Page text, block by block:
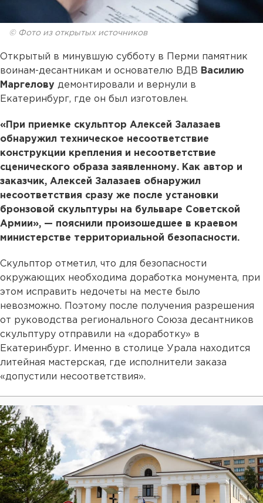
© Фото из открытых источников
Открытый в минувшую субботу в Перми памятник
воинам-десантникам и основателю ВДВ Василию
Маргелову демонтировали и вернули в
Екатеринбург, где он был изготовлен.
«При приемке скульптор Алексей Залазаев
обнаружил техническое несоответствие
конструкции крепления и несоответствие
сценического образа заявленному. Как автор и
заказчик, Алексей Залазаев обнаружил
несоответствия сразу же после установки
бронзовой скульптуры на бульваре Советской
Армии», — пояснили произошедшее в краевом
министерстве территориальной безопасности.
Скульптор отметил, что для безопасности
окружающих необходима доработка монумента, при
этом исправить недочеты на месте было
невозможно. Поэтому после получения разрешения
от руководства регионального Союза десантников
скульптуру отправили на «доработку» в
Екатеринбург. Именно в столице Урала находится
литейная мастерская, где исполнители заказа
«допустили несоответствия».